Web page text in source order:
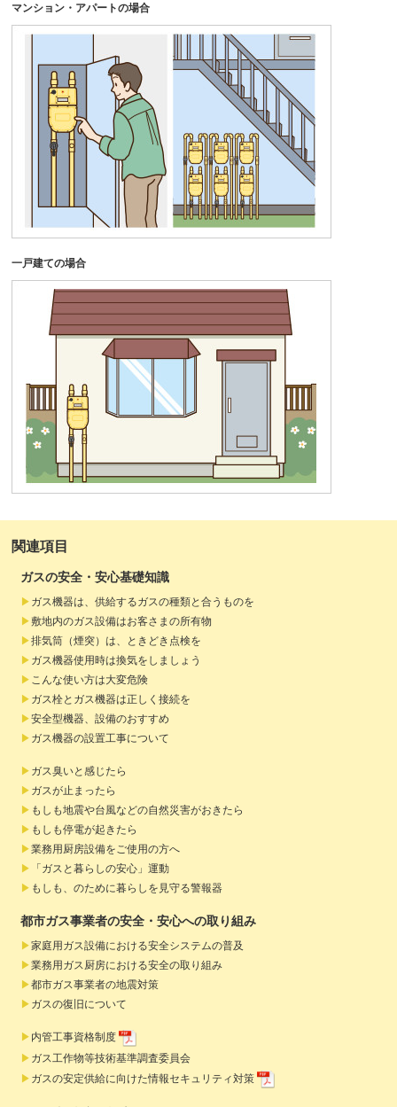
マンション・アパートの場合
一戸建ての場合
関連項目
ガスの安全・安心基礎知識
ガス機器は、供給するガスの種類と合うものを
敷地内のガス設備はお客さまの所有物
排気筒（煙突）は、ときどき点検を
ガス機器使用時は換気をしましょう
こんな使い方は大変危険
ガス栓とガス機器は正しく接続を
安全型機器、設備のおすすめ
ガス機器の設置工事について
ガス臭いと感じたら
ガスが止まったら
もしも地震や台風などの自然災害がおきたら
もしも停電が起きたら
業務用厨房設備をご使用の方へ
「ガスと暮らしの安心」運動
もしも、のために暮らしを見守る警報器
都市ガス事業者の安全・安心への取り組み
家庭用ガス設備における安全システムの普及
業務用ガス厨房における安全の取り組み
都市ガス事業者の地震対策
ガスの復旧について
内管工事資格制度
ガス工作物等技術基準調査委員会
ガスの安定供給に向けた情報セキュリティ対策